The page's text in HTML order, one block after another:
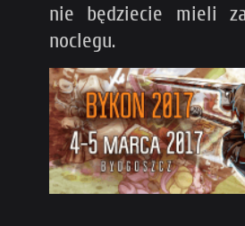
nie będziecie mieli
noclegu.